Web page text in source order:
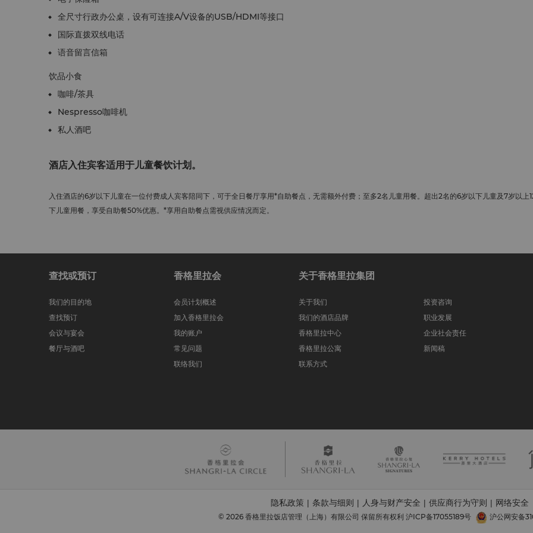
全尺寸行政办公桌，设有可连接A/V设备的USB/HDMI等接口
国际直拨双线电话
语音留言信箱
饮品小食
咖啡/茶具
Nespresso咖啡机
私人酒吧
酒店入住宾客适用于儿童餐饮计划。
入住酒店的6岁以下儿童在一位付费成人宾客陪同下，可于全日餐厅享用*自助餐点，无需额外付费；至多2名儿童用餐。超出2名的6岁以下儿童及7岁以上
下儿童用餐，享受自助餐50%优惠。*享用自助餐点需视供应情况而定。
查找或预订
我们的目的地
查找预订
会议与宴会
餐厅与酒吧
香格里拉会
会员计划概述
加入香格里拉会
我的账户
常见问题
联络我们
关于香格里拉集团
关于我们
我们的酒店品牌
香格里拉中心
香格里拉公寓
联系方式
投资咨询
职业发展
企业社会责任
新闻稿
隐私政策 条款与细则 人身与财产安全 供应商行为守则 网络安全
© 2026 香格里拉饭店管理（上海）有限公司 保留所有权利 沪ICP备17055189号 沪公网安备